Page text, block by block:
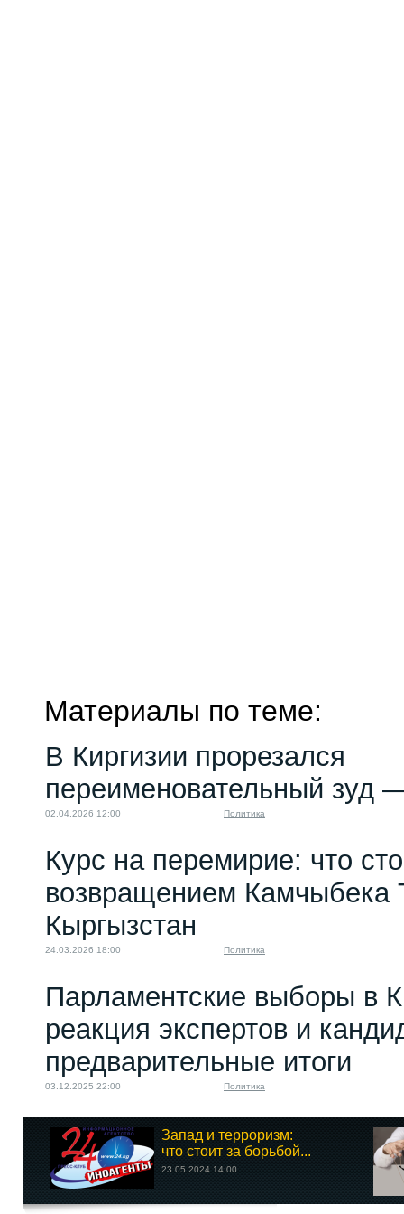
Материалы по теме:
В Киргизии прорезался
переименовательный зуд
02.04.2026 12:00 Политика
Курс на перемирие: что
возвращением Камчыбека
Кыргызстан
24.03.2026 18:00 Политика
Парламентские выборы в
реакция экспертов и
предварительные итоги
03.12.2025 22:00 Политика
Запад и терроризм:
что стоит за борьбой...
23.05.2024 14:00